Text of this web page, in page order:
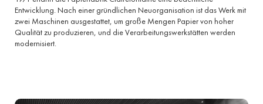
Entwicklung. Nach einer gründlichen Neuorganisation ist das Werk mit
zwei Maschinen ausgestattet, um große Mengen Papier von hoher
Qualität zu produzieren, und die Verarbeitungswerkstätten werden
modernisiert.